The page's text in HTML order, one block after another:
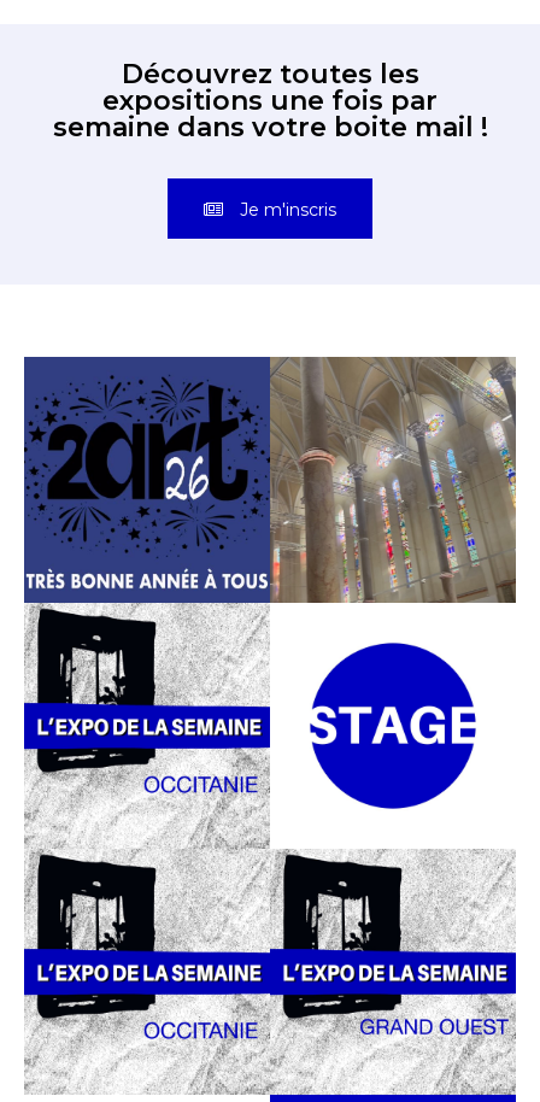
Découvrez toutes les
expositions une fois par
semaine dans votre boite mail !
Je m'inscris